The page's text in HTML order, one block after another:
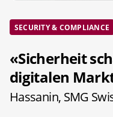
SECURITY & COMPLIANCE
«Sicherheit
digitalen
Hassanin, SMG